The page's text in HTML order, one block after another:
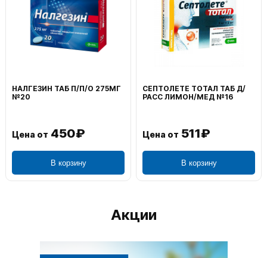
СЕПТОЛЕТЕ ТОТАЛ ТАБ Д/
РАСС ЛИМОН/МЕД №16
Цена от511₽
В корзину
ВОЛЬТАРЕН ЭМУЛЬГЕЛЬ
НАРУЖ 2% 100Г
Цена от1 195₽
В корзину
Акции